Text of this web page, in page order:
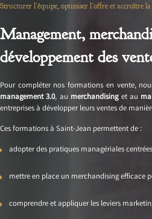
Structurer l’équipe, optimiser l’offre et accroître
Management,
développement des
Pour compléter nos formations en vente,
management 3.0, au merchandisinget au
entreprises à développer leurs ventes de
Ces formations à Saint-Jean permettent de :
adopter des pratiques managériales
mettre en place un merchandising efficace
comprendre et appliquer les leviers